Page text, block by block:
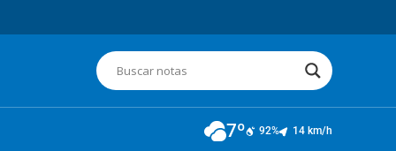
7º 92% 14 km/h